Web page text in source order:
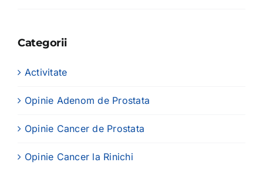
Categorii
Activitate
Opinie Adenom de Prostata
Opinie Cancer de Prostata
Opinie Cancer la Rinichi